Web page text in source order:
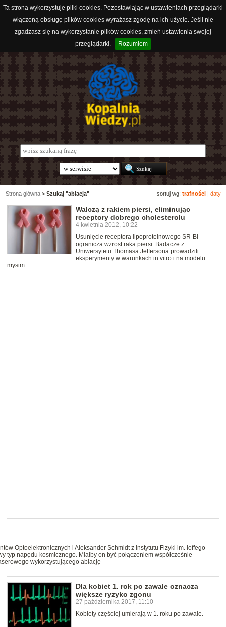
Ta strona wykorzystuje pliki cookies. Pozostawiając w ustawieniach przeglądarki
włączoną obsługę plików cookies wyrażasz zgodę na ich użycie. Jeśli nie
zgadzasz się na wykorzystanie plików cookies, zmień ustawienia swojej
przeglądarki.
Rozumiem
sortuj wg: trafności daty
Strona główna > Szukaj "ablacja"
Walczą z rakiem piersi, eliminując
receptory dobrego cholesterolu
4 kwietnia 2012, 10:22
Usunięcie receptora lipoproteinowego SR-BI
ogranicza wzrost raka piersi. Badacze z
Uniwersytetu Thomasa Jeffersona prowadzili
eksperymenty w warunkach in vitro i na modelu
mysim.
Optoelektronicznych i Aleksander Schmidt z Instytutu Fizyki im. Ioffego
typ napędu kosmicznego. Miałby on być połączeniem współcześnie
wykorzystującego ablację
Dla kobiet 1. rok po zawale oznacza
większe ryzyko zgonu
27 października 2017, 11:10
Kobiety częściej umierają w 1. roku po zawale.